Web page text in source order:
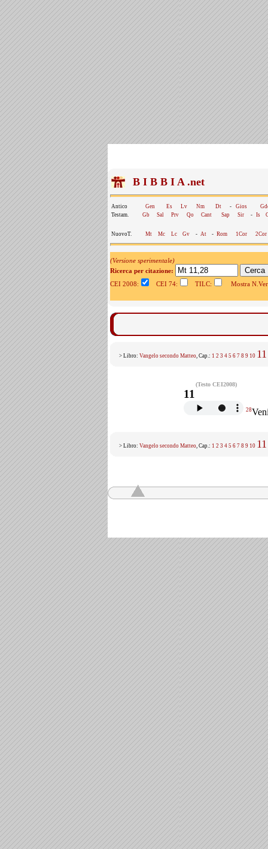
B I B B I A .net
Antico Gen Es Lv Nm Dt - Gios
Testam.
Gb Sal Prv Qo Cant Sap Sir - Is
NuovoT. Mt Mc Lc Gv - At - Rom 1Cor 2Cor
(Versione sperimentale)
Ricerca per citazione:
CEI 2008:
CEI 74: TILC: Mostra
> Libro: Vangelo secondo Matteo, Cap.: 1 2 3 4 5 6 7 8 9 10 11
(Testo CEI2008)
11
28
> Libro: Vangelo secondo Matteo, Cap.: 1 2 3 4 5 6 7 8 9 10 11